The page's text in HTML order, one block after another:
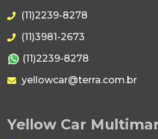
(11)2239-8278
(11)3981-2673
(11)2239-8278
yellowcar@terra.com.br
Yellow Car